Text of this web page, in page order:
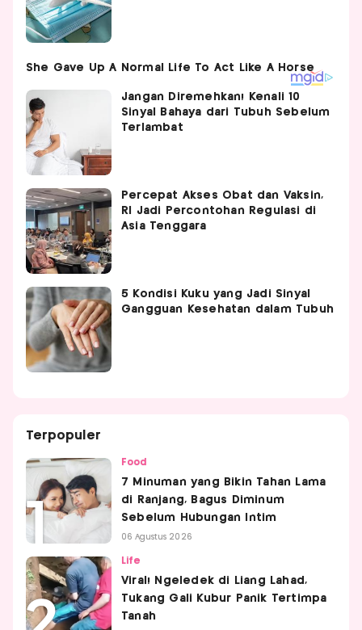
Jangan Diremehkan! Kenali 10
Sinyal Bahaya dari Tubuh Sebelum
Terlambat
Percepat Akses Obat dan Vaksin,
RI Jadi Percontohan Regulasi di
Asia Tenggara
5 Kondisi Kuku yang Jadi Sinyal
Gangguan Kesehatan dalam Tubuh
Terpopuler
Food
7 Minuman yang Bikin Tahan Lama
di Ranjang, Bagus Diminum
Sebelum Hubungan Intim
06 Agustus 2026
Life
Viral! Ngeledek di Liang Lahad,
Tukang Gali Kubur Panik Tertimpa
Tanah